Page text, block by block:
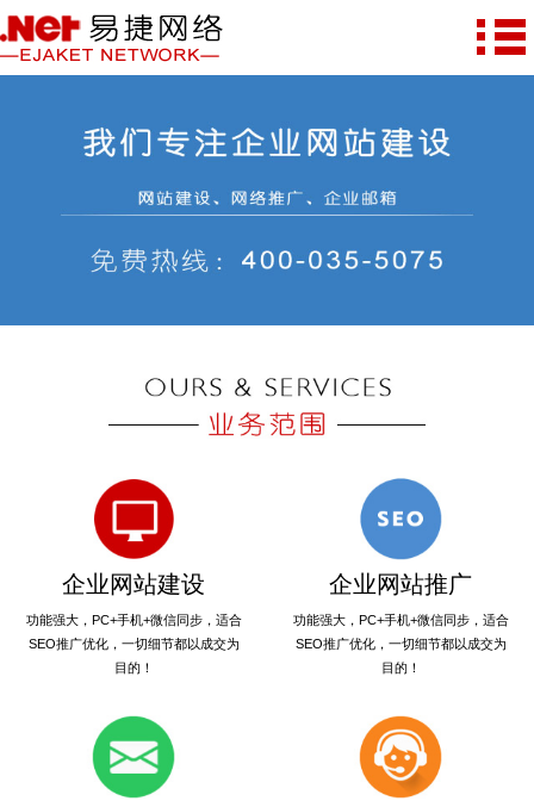
企业网站建设
功能强大，PC+手机+微信同步，适合
SEO推广优化，一切细节都以成交为
目的！
企业网站推广
功能强大，PC+手机+微信同步，适合
SEO推广优化，一切细节都以成交为
目的！